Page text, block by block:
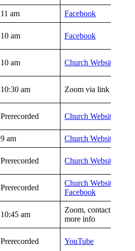
11 am Facebook
10 am Facebook
10 am Church Website
10:30 am Zoom via link on
Prerecorded Church Website
9 am Church Website
Prerecorded Church Website
Prerecorded
Church Website
Facebook
10:45 am
Zoom, contact
more info
Prerecorded YouTube